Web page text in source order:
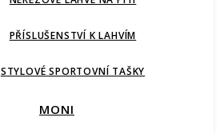
PŘÍSLUŠENSTVÍ K LAHVÍM
STYLOVÉ SPORTOVNÍ TAŠKY
MONI